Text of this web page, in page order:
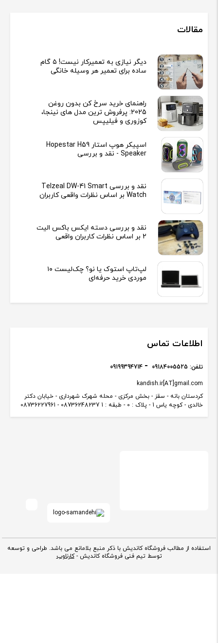
مقالات
دیگر نیازی به تعمیرکار نیست! ۵ گام
ساده برای تعمیر هر وسیله خانگی
راهنمای خرید سرخ کن بدون روغن
2025: پرفروش ترین مدل های نینجا،
کوزوری و فیلیپس
اسپیکر هوپ استار Hopestar H59
Speaker - نقد و بررسی
نقد و بررسی Telzeal DW-41 Smart
Watch بر اساس نظرات واقعی کاربران
نقد و بررسی دسته ایکس باکس الیت
2 بر اساس نظرات کاربران واقعی
لپ‌تاپ استوک یا نو؟ چک‌لیست ۱۰
موردی خرید حرفه‌ای
اطلاعات تماس
کردستان بانه - سقز - بخش مرکزی - محله شهرک شهرداری - خیابان دکتر
خالدی - کوچه یاس 1 - پلاک : 0 - طبقه : 1 08736248237 - 08736227961
kandish.ir[AT]gmail.com
تلفن: 09184005525
09199394714
استفاده از مطالب فروشگاه کاندیش با ذکر منبع بلامانع می باشد. طراحی و توسعه
توسط تیم فنی فروشگاه کاندیش -کارناوب